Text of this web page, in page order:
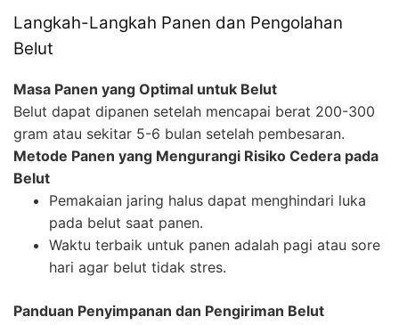
Langkah-Langkah Panen dan Pengolahan
Belut
Masa Panen yang Optimal untuk Belut
Belut dapat dipanen setelah mencapai berat 200-300
gram atau sekitar 5-6 bulan setelah pembesaran.
Metode Panen yang Mengurangi Risiko Cedera pada
Belut
Pemakaian jaring halus dapat menghindari luka
pada belut saat panen.
Waktu terbaik untuk panen adalah pagi atau sore
hari agar belut tidak stres.
Panduan Penyimpanan dan Pengiriman Belut